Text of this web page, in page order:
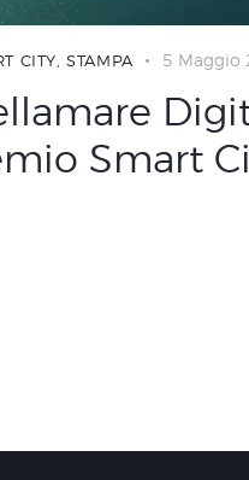
CITY,STAMPA 5 Maggio
Smart